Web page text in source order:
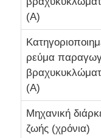
(A)
ρεύμα
(A)
Μηχανική
ζωής (χρόνια)